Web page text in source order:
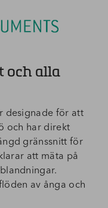
och alla
designade för att
och har direkt
gränssnitt för
att mäta på
av ånga och